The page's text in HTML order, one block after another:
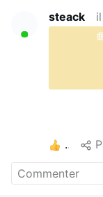
steack
3